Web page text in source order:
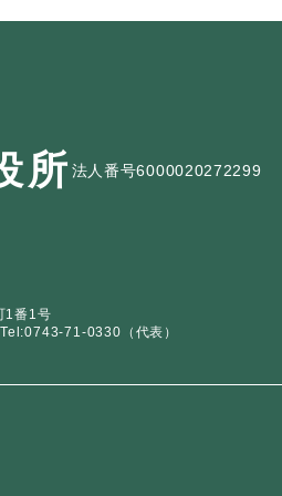
所 法人番号6000020272299
1番1号
Tel:0743-71-0330（代表）